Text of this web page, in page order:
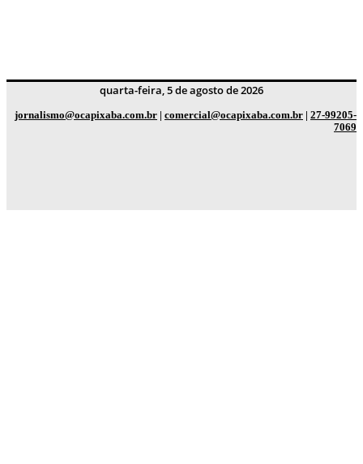
quarta-feira, 5 de agosto de 2026
jornalismo@ocapixaba.com.br | comercial@ocapixaba.com.br | 27-99205-
7069